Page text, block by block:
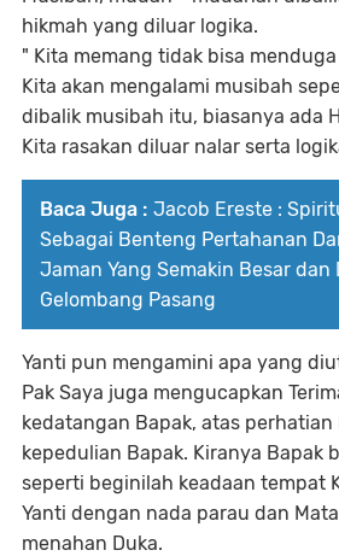
hikmah yang diluar logika.
" Kita memang tidak bisa
Kita akan mengalami musibah
dibalik musibah itu, biasanya ada
Kita rasakan diluar nalar serta
Baca Juga : Jacob Ereste :
Sebagai Benteng Pertahanan
Jaman Yang Semakin Besar dan
Gelombang Pasang
Yanti pun mengamini apa yang
Pak Saya juga mengucapkan
kedatangan Bapak, atas perhatian
kepedulian Bapak. Kiranya Bapak
seperti beginilah keadaan tempat
Yanti dengan nada parau dan
menahan Duka.